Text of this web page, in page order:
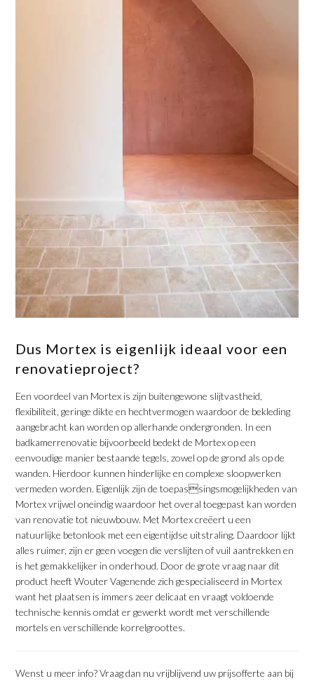
Dus Mortex is eigenlijk ideaal voor een
renovatieproject?
Een voordeel van Mortex is zijn buitengewone slijtvastheid,
flexibiliteit, geringe dikte en hechtvermogen waardoor de bekleding
aangebracht kan worden op allerhande ondergronden. In een
badkamerrenovatie bijvoorbeeld bedekt de Mortex op een
eenvoudige manier bestaande tegels, zowel op de grond als op de
wanden. Hierdoor kunnen hinderlijke en complexe sloopwerken
vermeden worden. Eigenlijk zijn de toepassingsmogelijkheden van
Mortex vrijwel oneindig waardoor het overal toegepast kan worden
van renovatie tot nieuwbouw. Met Mortex creëert u een
natuurlijke betonlook met een eigentijdse uitstraling. Daardoor lijkt
alles ruimer, zijn er geen voegen die verslijten of vuil aantrekken en
is het gemakkelijker in onderhoud. Door de grote vraag naar dit
product heeft Wouter Vagenende zich gespecialiseerd in Mortex
want het plaatsen is immers zeer delicaat en vraagt voldoende
technische kennis omdat er gewerkt wordt met verschillende
mortels en verschillende korrelgroottes.
Wenst u meer info? Vraag dan nu vrijblijvend uw prijsofferte aan bij